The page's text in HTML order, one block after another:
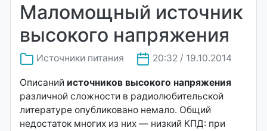
Маломощный источник
высокого напряжения
Источники питания 20:32 / 19.10.2014
Описаний источников высокого напряжения
различной сложности в радиолюбительской
литературе опубликовано немало. Общий
недостаток многих из них — низкий КПД: при